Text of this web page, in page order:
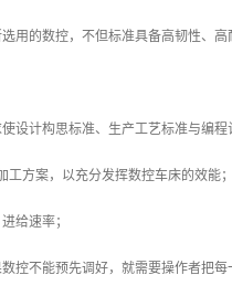
用的数控，不但标准具备高韧性、
设计构思标准、生产工艺标准与编
方案，以充分发挥数控车床的效能；
给速率；
控不能预先调好，就需要操作者把